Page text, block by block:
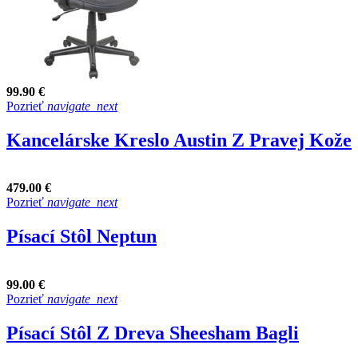
99.90 €
Pozrieť navigate_next
Kancelárske Kreslo Austin Z Pravej Kože
479.00 €
Pozrieť navigate_next
Písací Stôl Neptun
99.00 €
Pozrieť navigate_next
Písací Stôl Z Dreva Sheesham Bagli